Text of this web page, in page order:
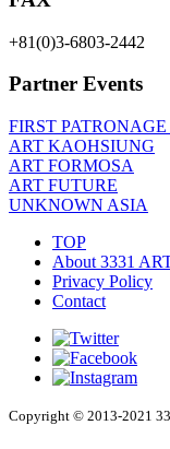
+81(0)3-6803-2442
Partner Events
FIRST
ART KAOHSIUNG
ART FORMOSA
ART FUTURE
UNKNOWN ASIA
TOP
About 3331
Privacy Policy
Contact
Copyright © 2013-2021